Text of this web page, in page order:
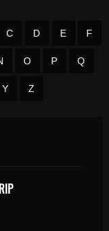
C D E F
O P Q
Y Z